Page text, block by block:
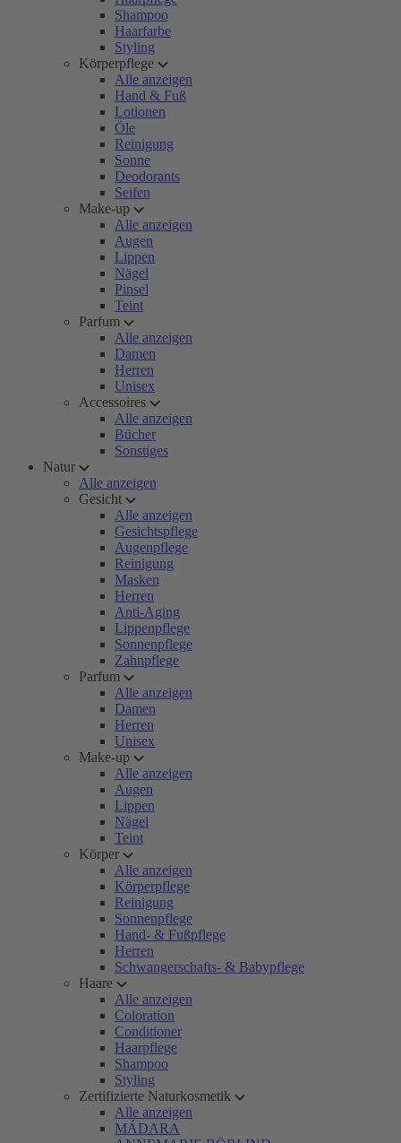
Shampoo
Haarfarbe
Styling
Körperpflege
Alle anzeigen
Hand & Fuß
Lotionen
Öle
Reinigung
Sonne
Deodorants
Seifen
Make-up
Alle anzeigen
Augen
Lippen
Nägel
Pinsel
Teint
Parfum
Alle anzeigen
Damen
Herren
Unisex
Accessoires
Alle anzeigen
Bücher
Sonstiges
Natur
Alle anzeigen
Gesicht
Alle anzeigen
Gesichtspflege
Augenpflege
Reinigung
Masken
Herren
Anti-Aging
Lippenpflege
Sonnenpflege
Zahnpflege
Parfum
Alle anzeigen
Damen
Herren
Unisex
Make-up
Alle anzeigen
Augen
Lippen
Nägel
Teint
Körper
Alle anzeigen
Körperpflege
Reinigung
Sonnenpflege
Hand- & Fußpflege
Herren
Schwangerschafts- & Babypflege
Haare
Alle anzeigen
Coloration
Conditioner
Haarpflege
Shampoo
Styling
Zertifizierte Naturkosmetik
Alle anzeigen
MÁDARA